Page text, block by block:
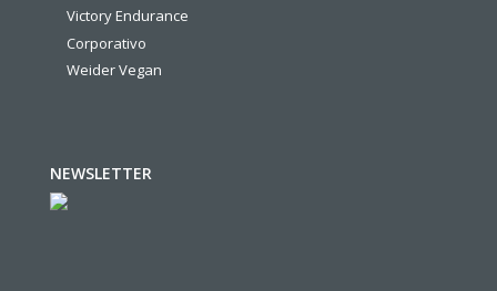
Victory Endurance
Corporativo
Weider Vegan
NEWSLETTER